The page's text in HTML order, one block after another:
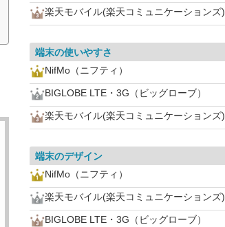
楽天モバイル(楽天コミュニケーションズ)
端末の使いやすさ
NifMo（ニフティ）
BIGLOBE LTE・3G（ビッグローブ）
楽天モバイル(楽天コミュニケーションズ)
端末のデザイン
NifMo（ニフティ）
楽天モバイル(楽天コミュニケーションズ)
BIGLOBE LTE・3G（ビッグローブ）